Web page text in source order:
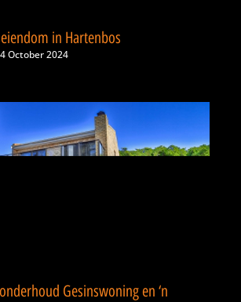
in Hartenbos
October 2024
Gesinswoning en ‘n